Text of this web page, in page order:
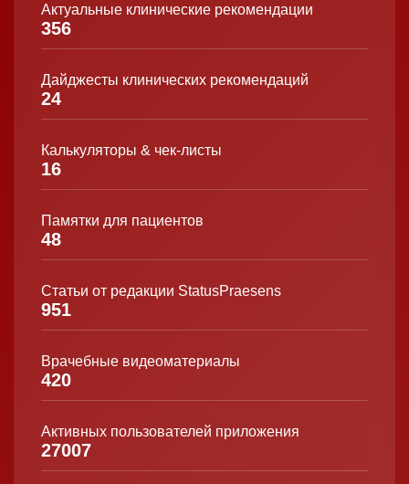
Актуальные клинические рекомендации
356
Дайджесты клинических рекомендаций
24
Калькуляторы & чек-листы
16
Памятки для пациентов
48
Статьи от редакции StatusPraesens
951
Врачебные видеоматериалы
420
Активных пользователей приложения
27007